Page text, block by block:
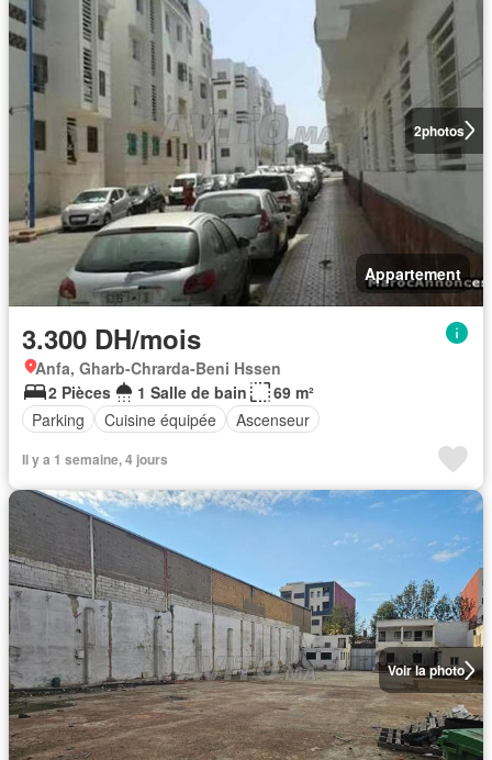
2photos
Appartement
3.300 DH/mois
Anfa, Gharb-Chrarda-Beni Hssen
2 Pièces
1 Salle de bain
69 m²
Parking
Cuisine équipée Ascenseur
Il y a 1 semaine, 4 jours
Voir la photo